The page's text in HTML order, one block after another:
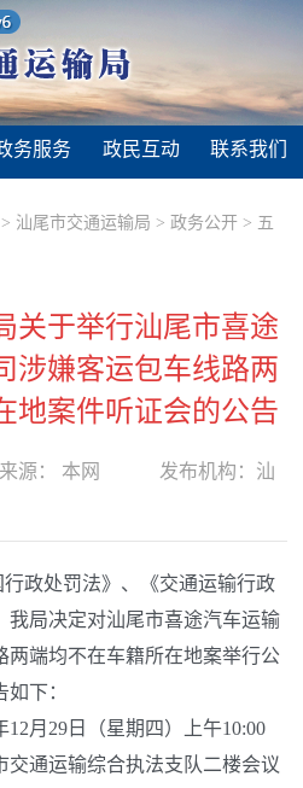
务服务 政民互动 联系我们
> 汕尾市交通运输局 >政务公开 > 五
关于举行汕尾市喜途
涉嫌客运包车线路两
地案件听证会的公告
来源： 本网 发布机构： 汕
政处罚法》、《交通运输行政
我局决定对汕尾市喜途汽车运输
两端均不在车籍所在地案举行公
下：
12月29日（星期四）上午10:00
交通运输综合执法支队二楼会议